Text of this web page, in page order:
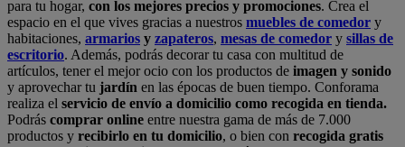
para tu hogar, con los mejores precios y promociones. Crea el
espacio en el que vives gracias a nuestros muebles de comedor y
habitaciones, armarios y zapateros, mesas de comedor y sillas de
escritorio. Además, podrás decorar tu casa con multitud de
artículos, tener el mejor ocio con los productos de imagen y sonido
y aprovechar tu jardín en las épocas de buen tiempo. Conforama
realiza el servicio de envío a domicilio como recogida en tienda.
Podrás comprar online entre nuestra gama de más de 7.000
productos y recibirlo en tu domicilio, o bien con recogida gratis